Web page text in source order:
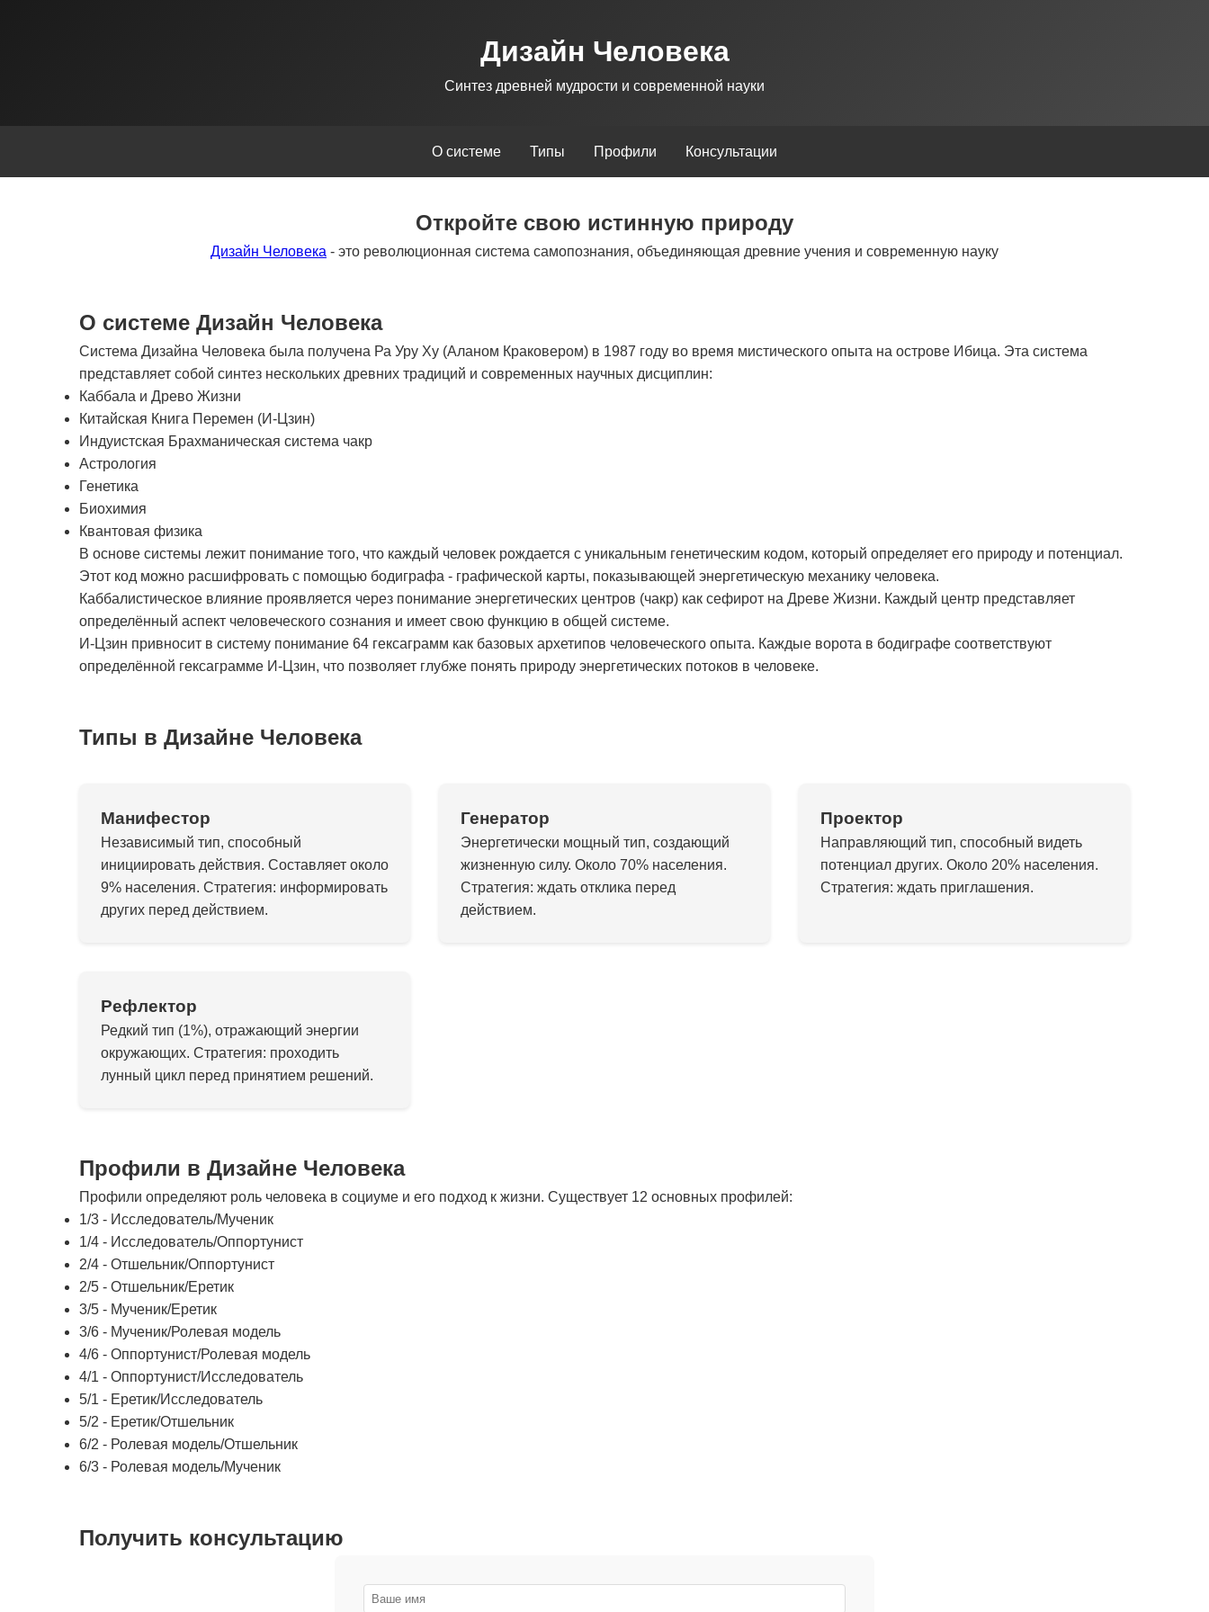
Дизайн Человека
Синтез древней мудрости и современной науки
О системе Типы Профили Консультации
Откройте свою истинную природу
Дизайн Человека - это революционная система самопознания, объединяющая древние учения и современную науку
О системе Дизайн Человека
Система Дизайна Человека была получена Ра Уру Ху (Аланом Краковером) в 1987 году во время мистического опыта на острове Ибица. Эта система
представляет собой синтез нескольких древних традиций и современных научных дисциплин:
Каббала и Древо Жизни
Китайская Книга Перемен (И-Цзин)
Индуистская Брахманическая система чакр
Астрология
Генетика
Биохимия
Квантовая физика
В основе системы лежит понимание того, что каждый человек рождается с уникальным генетическим кодом, который определяет его природу и потенциал.
Этот код можно расшифровать с помощью бодиграфа - графической карты, показывающей энергетическую механику человека.
Каббалистическое влияние проявляется через понимание энергетических центров (чакр) как сефирот на Древе Жизни. Каждый центр представляет
определённый аспект человеческого сознания и имеет свою функцию в общей системе.
И-Цзин привносит в систему понимание 64 гексаграмм как базовых архетипов человеческого опыта. Каждые ворота в бодиграфе соответствуют
определённой гексаграмме И-Цзин, что позволяет глубже понять природу энергетических потоков в человеке.
Типы в Дизайне Человека
Манифестор
Независимый тип, способный
инициировать действия. Составляет около
9% населения. Стратегия: информировать
других перед действием.
Генератор
Энергетически мощный тип, создающий
жизненную силу. Около 70% населения.
Стратегия: ждать отклика перед
действием.
Проектор
Направляющий тип, способный видеть
потенциал других. Около 20% населения.
Стратегия: ждать приглашения.
Рефлектор
Редкий тип (1%), отражающий энергии
окружающих. Стратегия: проходить
лунный цикл перед принятием решений.
Профили в Дизайне Человека
Профили определяют роль человека в социуме и его подход к жизни. Существует 12 основных профилей:
1/3 - Исследователь/Мученик
1/4 - Исследователь/Оппортунист
2/4 - Отшельник/Оппортунист
2/5 - Отшельник/Еретик
3/5 - Мученик/Еретик
3/6 - Мученик/Ролевая модель
4/6 - Оппортунист/Ролевая модель
4/1 - Оппортунист/Исследователь
5/1 - Еретик/Исследователь
5/2 - Еретик/Отшельник
6/2 - Ролевая модель/Отшельник
6/3 - Ролевая модель/Мученик
Получить консультацию